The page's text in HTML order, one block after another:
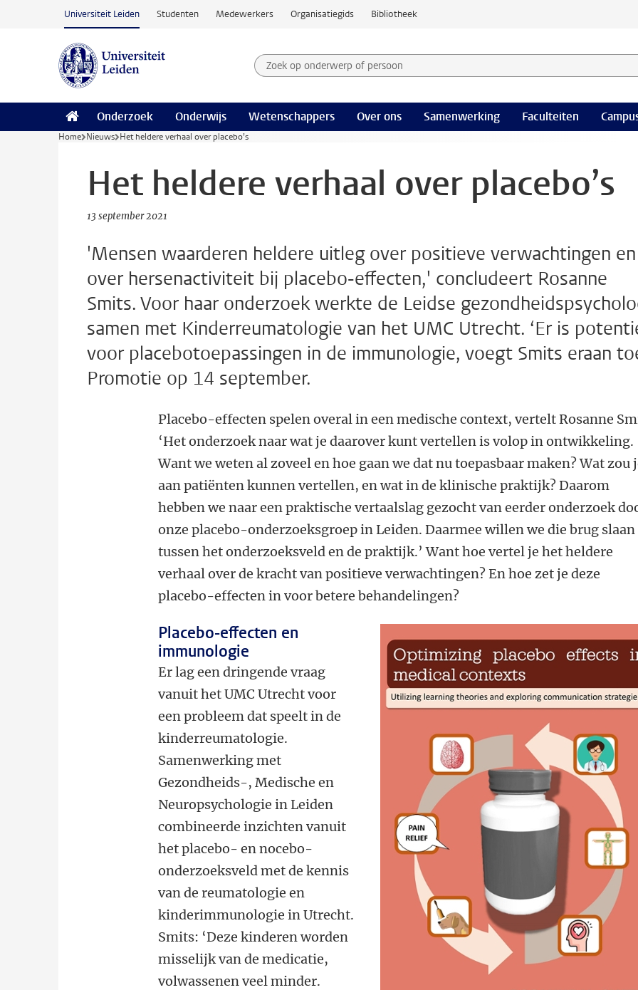
Ga naar hoofdinhoud
Universiteit Leiden Studenten Medewerkers Organisatiegids Bibliotheek
Zoek op onderwerp of persoon en selecteer categorie
Zoekterm
Onderzoek Onderwijs Wetenschappers Over ons Samenwerking Faculteiten
Home Nieuws Het heldere verhaal over placebo’s
Het heldere verhaal over placebo’s
13 september 2021
'Mensen waarderen heldere uitleg over positieve verwachtingen en
over hersenactiviteit bij placebo-effecten,' concludeert Rosanne
Smits. Voor haar onderzoek werkte de Leidse
samen met Kinderreumatologie van het UMC Utrecht. ‘Er is
voor placebotoepassingen in de immunologie, voegt Smits eraan
Promotie op 14 september.
Placebo-effecten spelen overal in een medische context, vertelt Rosanne
‘Het onderzoek naar wat je daarover kunt vertellen is volop in ontwikkeling.
Want we weten al zoveel en hoe gaan we dat nu toepasbaar maken? Wat zou
aan patiënten kunnen vertellen, en wat in de klinische praktijk? Daarom
hebben we naar een praktische vertaalslag gezocht van eerder onderzoek
onze placebo-onderzoeksgroep in Leiden. Daarmee willen we die brug slaan
tussen het onderzoeksveld en de praktijk.’ Want hoe vertel je het heldere
verhaal over de kracht van positieve verwachtingen? En hoe zet je deze
placebo-effecten in voor betere behandelingen?
Placebo-effecten en
immunologie
Er lag een dringende vraag
vanuit het UMC Utrecht voor
een probleem dat speelt in de
kinderreumatologie.
Samenwerking met
Gezondheids-, Medische en
Neuropsychologie in Leiden
combineerde inzichten vanuit
het placebo- en nocebo-
onderzoeksveld met de kennis
van de reumatologie en
kinderimmunologie in Utrecht.
Smits: ‘Deze kinderen worden
misselijk van de medicatie,
volwassenen veel minder.